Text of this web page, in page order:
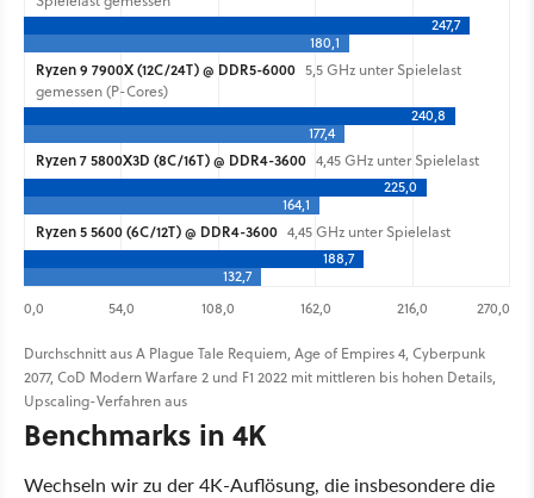
247,7
180,1
Ryzen 9 7900X (12C/24T) @ DDR5-6000 5,5 GHz unter Spielelast
gemessen (P-Cores)
240,8
177,4
Ryzen 7 5800X3D (8C/16T) @ DDR4-3600 4,45 GHz unter Spielelast
225,0
164,1
Ryzen 5 5600 (6C/12T) @ DDR4-3600 4,45 GHz unter Spielelast
188,7
132,7
0,0
54,0 108,0 162,0 216,0 270,0
Durchschnitt aus A Plague Tale Requiem, Age of Empires 4, Cyberpunk
2077, CoD Modern Warfare 2 und F1 2022 mit mittleren bis hohen Details,
Upscaling-Verfahren aus
Benchmarks in 4K
Wechseln wir zu der 4K-Auflösung, die insbesondere die